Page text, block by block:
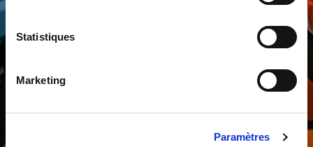
Statistiques
Marketing
Paramètres